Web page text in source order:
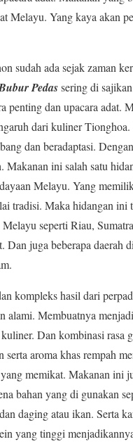
Melayu. Yang kaya akan
sudah ada sejak zaman
Pedassering di
penting dan upacara adat.
dari kuliner Tionghoa.
dan beradaptasi.
Makanan ini salah satu
Melayu. Yang
tradisi. Maka hidangan ini
seperti Riau,
Dan juga beberapa daerah
kompleks hasil dari
alami. Membuatnya
Dan kombinasi rasa
serta aroma khas rempah
memikat. Makanan ini
bahan yang di gunakan
daging atau ikan. Serta
yang tinggi